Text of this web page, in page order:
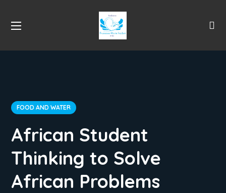
FOOD AND WATER
African Student
Thinking to Solve
African Problems